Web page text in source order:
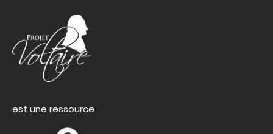
est une ressource